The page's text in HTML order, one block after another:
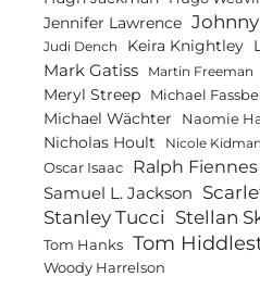
Jennifer Lawrence
Judi Dench Keira Knightley
Mark Gatiss Martin Freeman
Meryl Streep Michael
Michael Wächter Naomie
Nicholas Hoult Nicole Kidman
Oscar Isaac Ralph Fiennes
Samuel L. Jackson
Stanley Tucci Stellan
Tom Hanks Tom
Woody Harrelson